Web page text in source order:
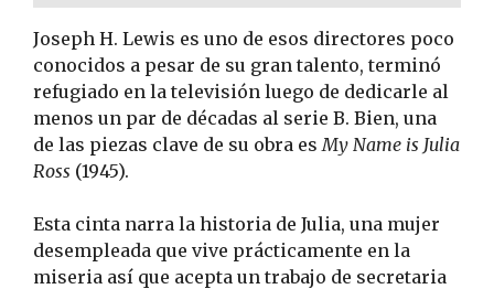
Joseph H. Lewis es uno de esos directores poco
conocidos a pesar de su gran talento, terminó
refugiado en la televisión luego de dedicarle al
menos un par de décadas al serie B. Bien, una
de las piezas clave de su obra es My Name is Julia
Ross (1945).
Esta cinta narra la historia de Julia, una mujer
desempleada que vive prácticamente en la
miseria así que acepta un trabajo de secretaria